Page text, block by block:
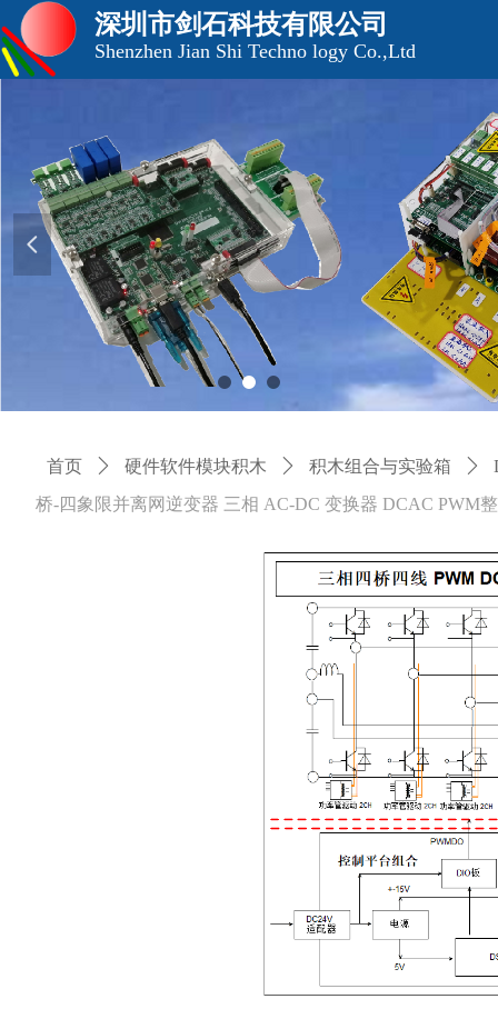
深圳市剑石科技有限公司
Shenzhen Jian Shi Techno logy Co.,Ltd
넳
首页 ꄲ 硬件软件模块积木 ꄲ 积木组合与实验箱 ꄲ
桥-四象限并离网逆变器 三相 AC-DC 变换器 DCAC PWM